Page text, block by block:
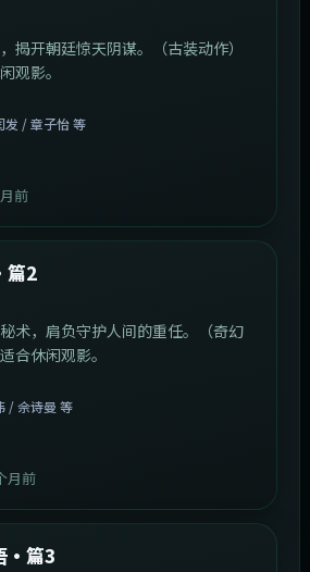
揭开朝廷惊天阴谋。（古装动作）
观影。
发 / 章子怡 等
前
篇2
术，肩负守护人间的重任。（奇幻
合休闲观影。
/ 佘诗曼 等
月前
·篇3